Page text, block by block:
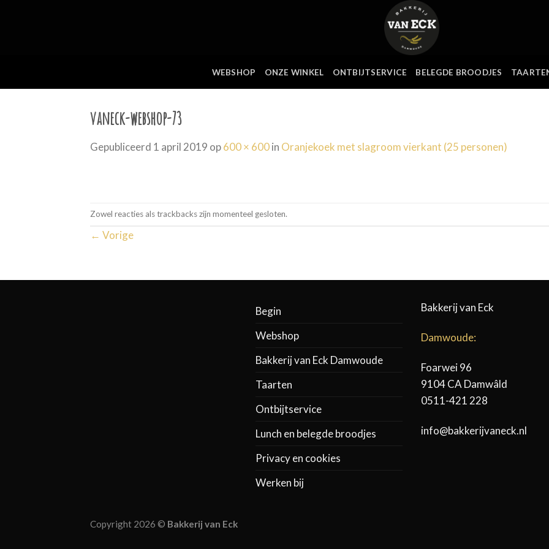
WEBSHOP ONZE WINKEL ONTBIJTSERVICE BELEGDE BROODJES
vaneck-webshop-73
Gepubliceerd 1 april 2019 op600 × 600in Oranjekoek met slagroom vierkant (25 personen)
Zowel reacties als trackbacks zijn momenteel gesloten.
← Vorige
Begin
Webshop
Bakkerij van Eck Damwoude
Taarten
Ontbijtservice
Lunch en belegde broodjes
Privacy en cookies
Werken bij
Bakkerij van Eck
Damwoude:
Foarwei 96
9104 CA Damwâld
0511-421 228
info@bakkerijvaneck.nl
Copyright 2026 © Bakkerij van Eck